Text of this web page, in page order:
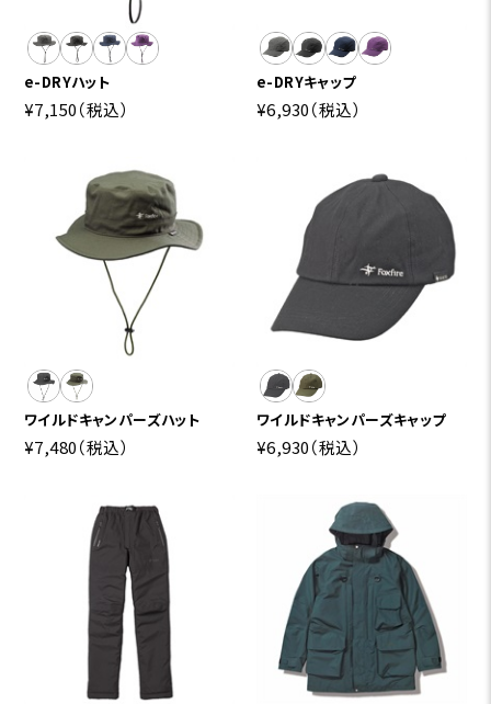
e-DRYハット
¥7,150（税込）
e-DRYキャップ
¥6,930（税込）
ワイルドキャンパーズハット
¥7,480（税込）
ワイルドキャンパーズキャップ
¥6,930（税込）